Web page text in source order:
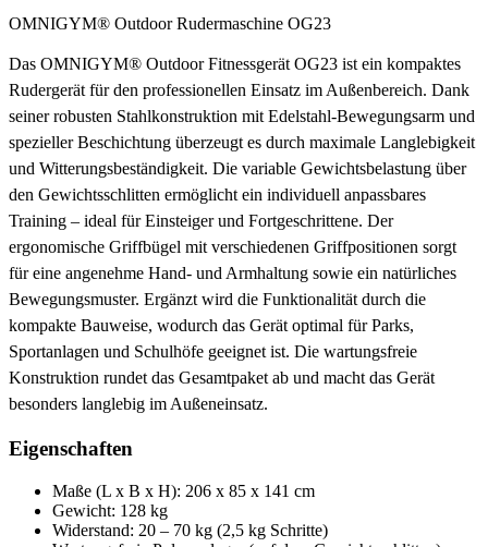
OMNIGYM® Outdoor Rudermaschine OG23
Das OMNIGYM® Outdoor Fitnessgerät OG23 ist ein kompaktes
Rudergerät für den professionellen Einsatz im Außenbereich. Dank
seiner robusten Stahlkonstruktion mit Edelstahl-Bewegungsarm und
spezieller Beschichtung überzeugt es durch maximale Langlebigkeit
und Witterungsbeständigkeit. Die variable Gewichtsbelastung über
den Gewichtsschlitten ermöglicht ein individuell anpassbares
Training – ideal für Einsteiger und Fortgeschrittene. Der
ergonomische Griffbügel mit verschiedenen Griffpositionen sorgt
für eine angenehme Hand- und Armhaltung sowie ein natürliches
Bewegungsmuster. Ergänzt wird die Funktionalität durch die
kompakte Bauweise, wodurch das Gerät optimal für Parks,
Sportanlagen und Schulhöfe geeignet ist. Die wartungsfreie
Konstruktion rundet das Gesamtpaket ab und macht das Gerät
besonders langlebig im Außeneinsatz.
Eigenschaften
Maße (L x B x H): 206 x 85 x 141 cm
Gewicht: 128 kg
Widerstand: 20 – 70 kg (2,5 kg Schritte)